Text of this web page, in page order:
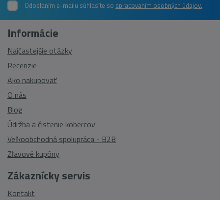
Odoslaním e-mailu súhlasíte so spracovaním osobných údajov.
Zákaznícky servis
Kontakt
Informácie
Najčastejšie otázky
Recenzie
Ako nakupovať
O nás
Blog
Údržba a čistenie kobercov
Veľkoobchodná spolupráca - B2B
Zľavové kupóny